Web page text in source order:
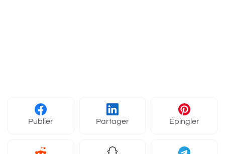
Publier Partager Épingler